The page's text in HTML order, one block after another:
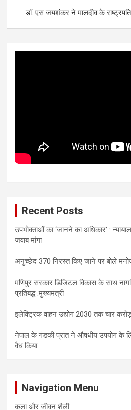
डॉ. एस जयशंकर ने मालदीव के
Recent Posts
उपभोक्ताओं का ‘जानने का अधिकार’ :
जवाब मांगा
अनुच्छेद 370 निरस्त किए जाने पर बोले
मणिपुर सरकार डिजिटल विकास के साथ
प्रतिबद्ध :मुख्यमंत्री
इलेक्ट्रिक वाहन उद्योग 2030 तक चार करोड़
नेपाल के गंडकी प्रांत ने औषधीय उपयोग के
वैध किया
Navigation Menu
कला और जीवन शैली